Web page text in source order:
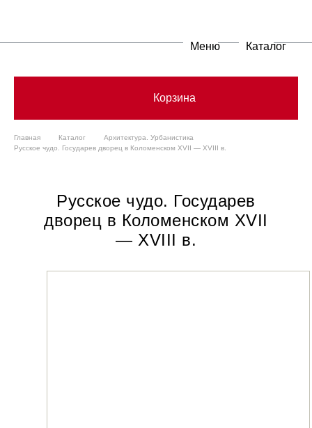
Меню Каталог
Корзина
Главная Каталог
Архитектура. Урбанистика
Русское чудо. Государев дворец в Коломенском XVII — XVIII в.
Русское чудо. Государев
дворец в Коломенском XVII
— XVIII в.